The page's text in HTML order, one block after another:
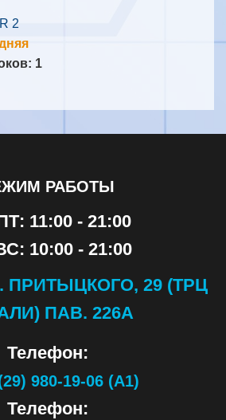
2
1
РАБОТЫ
11:00 - 21:00
10:00 - 21:00
ПРИТЫЦКОГО, 29 (ТРЦ
ПАВ. 226А
Телефон:
980-19-06 (А1)
Телефон: